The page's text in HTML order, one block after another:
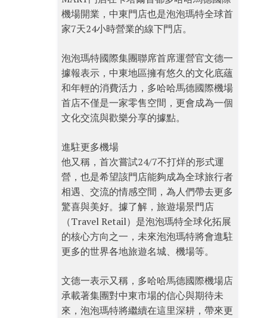
機場開業，中東門店也是泡泡瑪特全球首
家7天24小時營業的線下門店。
泡泡瑪特國際集團聯席首席運營官文德一
據報表示，中東地區擁有悠久的文化底蘊
和年輕的消費活力，多哈哈馬德國際機場
首店不僅是一家零售空間，更會成為一個
文化交流與歡樂分享的據點。
進駐更多機場
他又稱，首次嘗試24/7不打烊的形式運
營，也是希望該門店能夠成為全球旅行者
相遇、交流的情感空間，為人們帶去更多
驚喜與美好。據了解，旅遊場景門店
（Travel Retail）是泡泡瑪特全球化拓展
的核心方向之一，未來泡泡瑪特將會進駐
更多的世界各地旅遊名城、機場等。
文德一表示又稱，多哈哈馬德國際機場店
承載著集團對中東市場的信心與期待未
來，泡泡瑪特將繼續在這里深耕，帶來更